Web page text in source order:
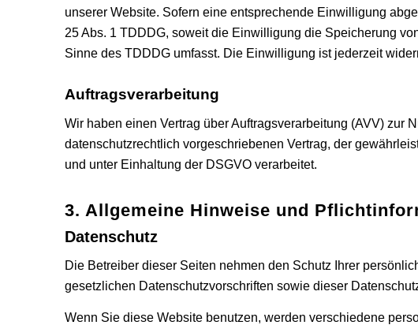
unserer Website. Sofern eine entsprechende Einwilligung
25 Abs. 1 TDDDG, soweit die Einwilligung die Speicherung
Sinne des TDDDG umfasst. Die Einwilligung ist jederzeit
Auftragsverarbeitung
Wir haben einen Vertrag über Auftragsverarbeitung (AVV) zur
datenschutzrechtlich vorgeschriebenen Vertrag, der
und unter Einhaltung der DSGVO verarbeitet.
3. Allgemeine Hinweise und
Datenschutz
Die Betreiber dieser Seiten nehmen den Schutz Ihrer
gesetzlichen Datenschutzvorschriften sowie dieser
Wenn Sie diese Website benutzen, werden verschiedene